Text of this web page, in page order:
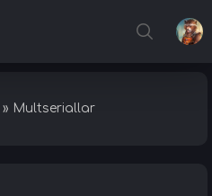
» Multseriallar